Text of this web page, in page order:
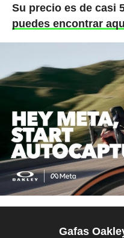
Su precio es de casi
puedes encontrar
Gafas